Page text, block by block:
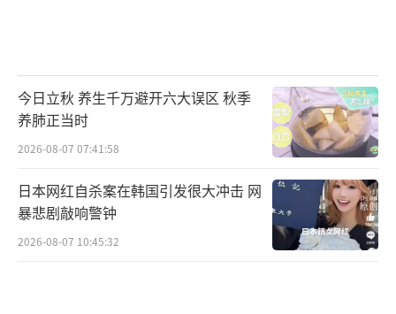
今日立秋 养生千万避开六大误区 秋季
养肺正当时
2026-08-07 07:41:58
日本网红自杀案在韩国引发很大冲击 网
暴悲剧敲响警钟
2026-08-07 10:45:32